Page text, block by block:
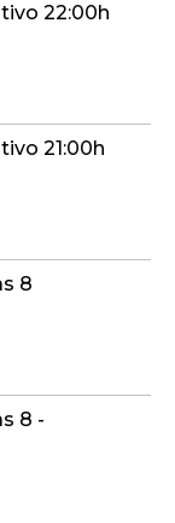
22:00h
21:00h
8
8 -